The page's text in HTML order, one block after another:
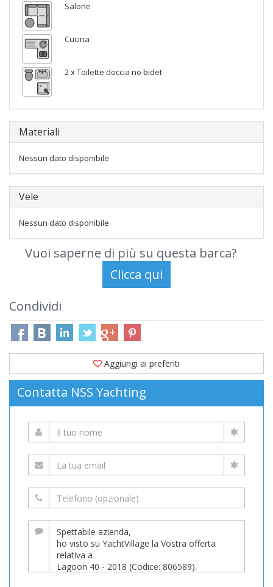
Salone
Cucina
2 x Toilette doccia no bidet
Materiali
Nessun dato disponibile
Vele
Nessun dato disponibile
Vuoi saperne di più su questa barca?
Condividi
Aggiungi ai preferiti
Contatta NSS Yachting